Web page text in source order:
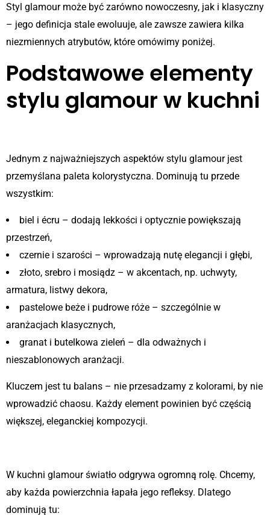
Styl glamour może być zarówno nowoczesny, jak i klasyczny
– jego definicja stale ewoluuje, ale zawsze zawiera kilka
niezmiennych atrybutów, które omówimy poniżej.
Podstawowe elementy
stylu glamour w kuchni
Jednym z najważniejszych aspektów stylu glamour jest
przemyślana paleta kolorystyczna. Dominują tu przede
wszystkim:
biel i écru – dodają lekkości i optycznie powiększają
przestrzeń,
czernie i szarości – wprowadzają nutę elegancji i głębi,
złoto, srebro i mosiądz – w akcentach, np. uchwyty,
armatura, listwy dekora,
pastelowe beże i pudrowe róże – szczególnie w
aranżacjach klasycznych,
granat i butelkowa zieleń – dla odważnych i
nieszablonowych aranżacji.
Kluczem jest tu balans – nie przesadzamy z kolorami, by nie
wprowadzić chaosu. Każdy element powinien być częścią
większej, eleganckiej kompozycji.
W kuchni glamour światło odgrywa ogromną rolę. Chcemy,
aby każda powierzchnia łapała jego refleksy. Dlatego
dominują tu: